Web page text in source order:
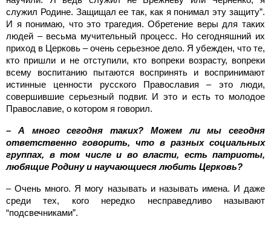
служил Родине. Защищал ее так, как я понимал эту защиту”.
И я понимаю, что это трагедия. Обретение веры для таких
людей – весьма мучительный процесс. Но сегодняшний их
приход в Церковь – очень серьезное дело. Я убежден, что те,
кто пришли и не отступили, кто вопреки возрасту, вопреки
всему воспитанию пытаются воспринять и воспринимают
истинные ценности русского Православия – это люди,
совершившие серьезный подвиг. И это и есть то молодое
Православие, о котором я говорил.
– А много сегодня таких? Можем ли мы сегодня
ответственно говорить, что в разных социальных
группах, в том числе и во власти, есть патриоты,
любящие Родину и научающиеся любить Церковь?
– Очень много. Я могу называть и называть имена. И даже
среди тех, кого нередко несправедливо называют
“подсвечниками”.